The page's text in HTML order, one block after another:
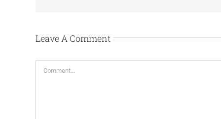
Leave A Comment